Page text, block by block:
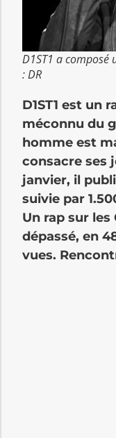
D1ST1 a composé
: DR
D1ST1 est un
méconnu du
homme est
consacre ses
janvier, il
suivie par
Un rap sur les
dépassé, en
vues.